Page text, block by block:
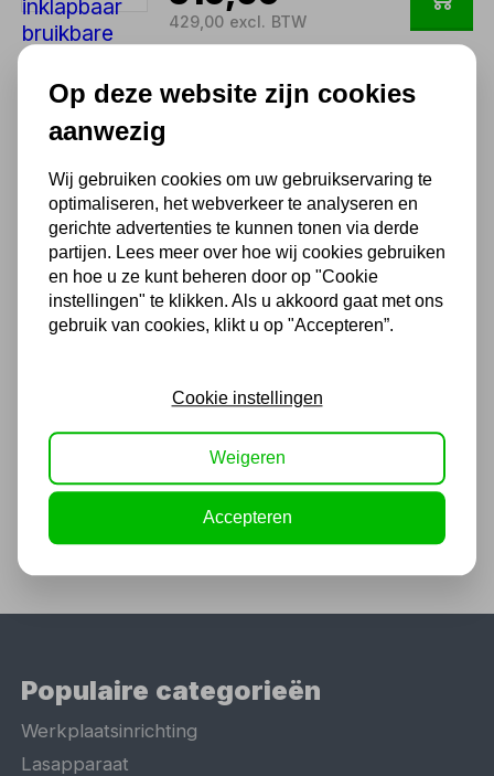
429,00 excl. BTW
Oprijplaat aluminium 400kg
385,99
319,00 excl. BTW
Oprijplaat vast aluminium
815kg 2090 x 970mm
724,79
599,00 excl. BTW
Populaire categorieën
Werkplaatsinrichting
Lasapparaat
Op deze website zijn cookies
aanwezig
Wij gebruiken cookies om uw gebruikservaring te
optimaliseren, het webverkeer te analyseren en
gerichte advertenties te kunnen tonen via derde
partijen. Lees meer over hoe wij cookies gebruiken
en hoe u ze kunt beheren door op "Cookie
instellingen" te klikken. Als u akkoord gaat met ons
gebruik van cookies, klikt u op "Accepteren”.
Cookie instellingen
Weigeren
Accepteren